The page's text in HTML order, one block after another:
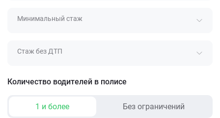
Минимальный стаж
Стаж без ДТП
Количество водителей в полисе
1 и более Без ограничений